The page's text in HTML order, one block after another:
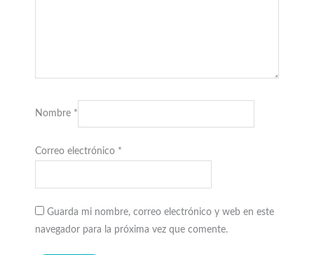
Nombre *
Correo electrónico *
Guarda mi nombre, correo electrónico y web en este
navegador para la próxima vez que comente.